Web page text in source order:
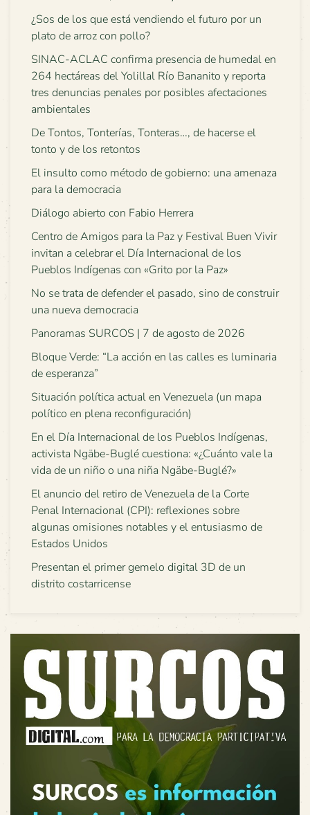
¿Sos de los que está vendiendo el futuro por un
plato de arroz con pollo?
SINAC-ACLAC confirma presencia de humedal en
264 hectáreas del Yolillal Río Bananito y reporta
tres denuncias penales por posibles afectaciones
ambientales
De Tontos, Tonterías, Tonteras…, de hacerse el
tonto y de los retontos
El insulto como método de gobierno: una amenaza
para la democracia
Diálogo abierto con Fabio Herrera
Centro de Amigos para la Paz y Festival Buen Vivir
invitan a celebrar el Día Internacional de los
Pueblos Indígenas con «Grito por la Paz»
No se trata de defender el pasado, sino de construir
una nueva democracia
Panoramas SURCOS | 7 de agosto de 2026
Bloque Verde: “La acción en las calles es luminaria
de esperanza”
Situación política actual en Venezuela (un mapa
político en plena reconfiguración)
En el Día Internacional de los Pueblos Indígenas,
activista Ngäbe-Buglé cuestiona: «¿Cuánto vale la
vida de un niño o una niña Ngäbe-Buglé?»
El anuncio del retiro de Venezuela de la Corte
Penal Internacional (CPI): reflexiones sobre
algunas omisiones notables y el entusiasmo de
Estados Unidos
Presentan el primer gemelo digital 3D de un
distrito costarricense